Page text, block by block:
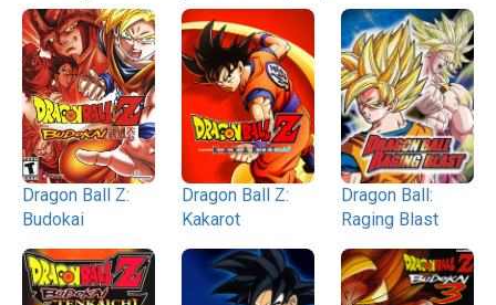
Dragon Ball Z:
Budokai
Dragon Ball Z:
Kakarot
Dragon Ball:
Raging Blast